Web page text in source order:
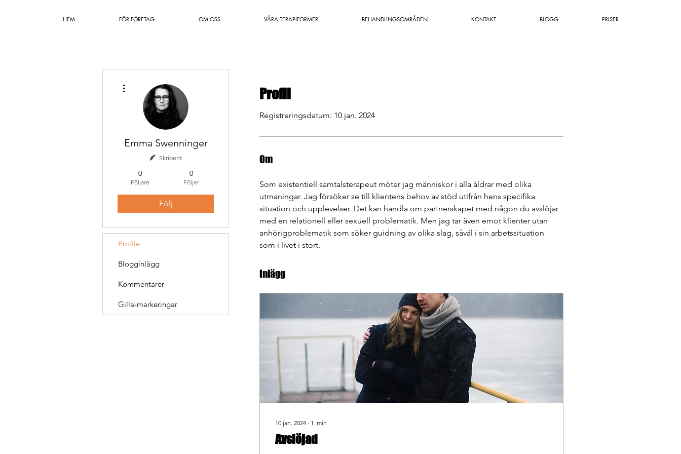
HEM FÖR FÖRETAG OM OSS VÅRA TERAPIFORMER BEHANDLINGSOMRÅDEN KONTAKT BLOGG PRISER
Profil
Registreringsdatum: 10 jan. 2024
Om
Som existentiell samtalsterapeut möter jag människor i alla åldrar med olika
utmaningar. Jag försöker se till klientens behov av stöd utifrån hens specifika
situation och upplevelser. Det kan handla om partnerskapet med någon du avslöjar
med en relationell eller sexuell problematik. Men jag tar även emot klienter utan
anhörigproblematik som söker guidning av olika slag, såväl i sin arbetssituation
som i livet i stort.
Inlägg
10 jan. 2024 ∙ 1 min
Avslöjad
Emma Swenninger
Skribent
0
Följare
0
Följer
Följ
Profile
Blogginlägg
Kommentarer
Gilla-markeringar